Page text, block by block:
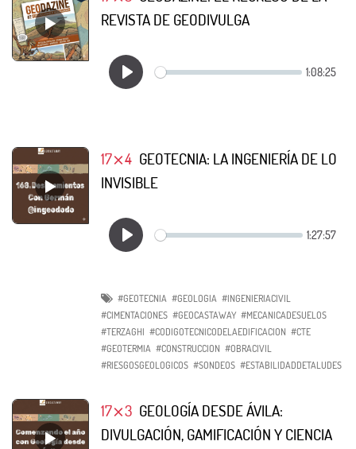
REVISTA DE GEODIVULGA
17⨯4 GEOTECNIA: LA INGENIERÍA DE LO
INVISIBLE
#GEOTECNIA #GEOLOGIA #INGENIERIACIVIL
#CIMENTACIONES #GEOCASTAWAY #MECANICADESUELOS
#TERZAGHI #CODIGOTECNICODELAEDIFICACION #CTE
#GEOTERMIA #CONSTRUCCION #OBRACIVIL
#RIESGOSGEOLOGICOS #SONDEOS #ESTABILIDADDETALUDES
17⨯3 GEOLOGÍA DESDE ÁVILA:
DIVULGACIÓN, GAMIFICACIÓN Y CIENCIA